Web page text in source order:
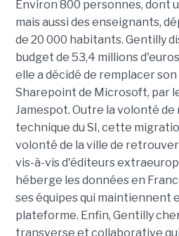
Environ 800 personnes, dont
mais aussi des enseignants,
de 20 000 habitants. Gentilly
budget de 53,4 millions
elle a décidé de remplacer
Sharepoint de Microsoft, par
Jamespot. Outre la volonté
technique du SI, cette
volonté de la ville de
vis-à-vis d'éditeurs
héberge les données en
ses équipes qui maintiennent
plateforme. Enfin, Gentilly
transverse et collaborative